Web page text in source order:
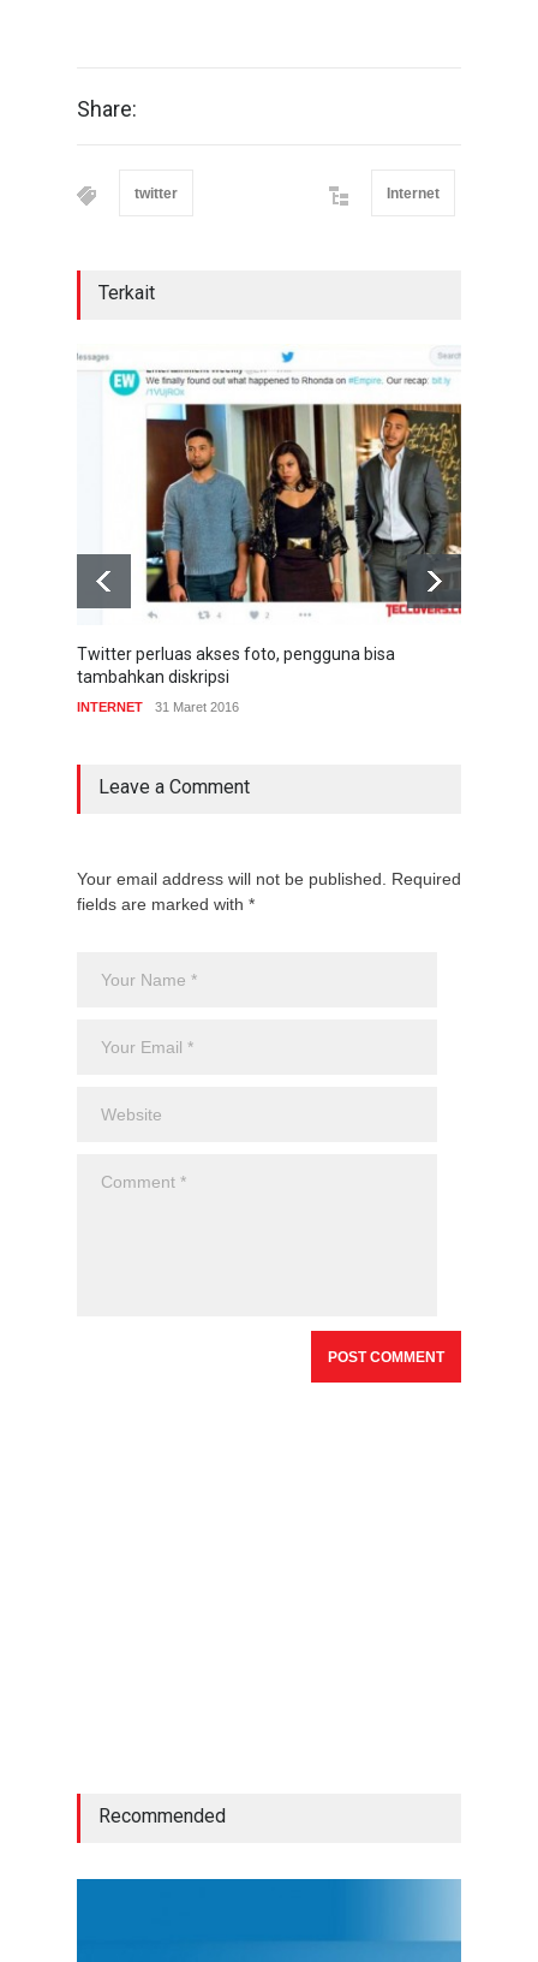
Share:
twitter Internet
Terkait
Twitter perluas akses foto, pengguna bisa
tambahkan diskripsi
INTERNET 31 Maret 2016
Leave a Comment
Your email address will not be published. Required
fields are marked with *
Recommended